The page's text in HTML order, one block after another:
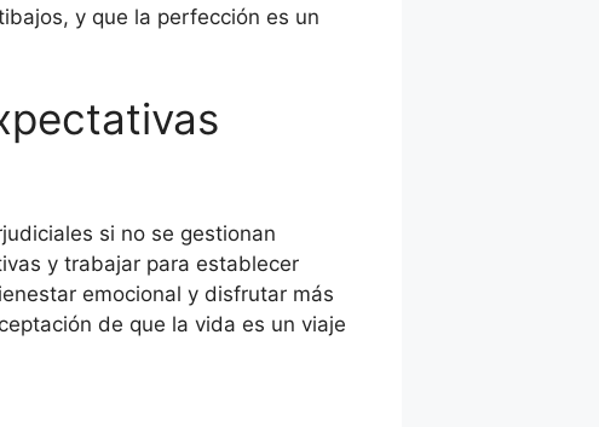
y que la perfección es un
si no se gestionan
y trabajar para establecer
emocional y disfrutar más
de que la vida es un viaje